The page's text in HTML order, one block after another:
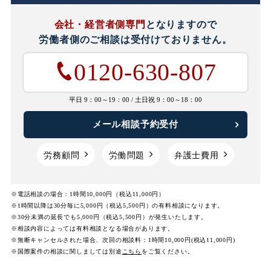
会社・経営者側専門 となりますので
労働者側のご相談は受付けておりません。
0120-630-807
平日 9：00～19：00 / 土日祝 9：00～18：00
メール相談予約受付
労務顧問 労働問題 弁護士費用
※電話相談の場合：1時間10,000円（税込11,000円）
※1時間以降は30分毎に5,000円（税込5,500円）の有料相談になります。
※30分未満の延長でも5,000円（税込5,500円）が発生いたします。
※相談内容によっては有料相談となる場合があります。
※無断キャンセルされた場合、次回の相談料：1時間10,000円(税込11,000円)
※国際案件の相談に関しましては 別途 こちら をご覧ください。